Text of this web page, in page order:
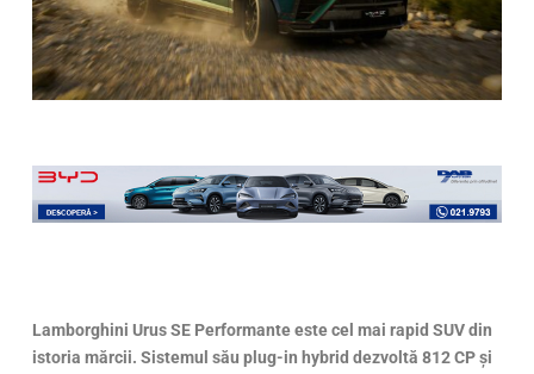
Lamborghini Urus SE Performante este cel mai rapid SUV din
istoria mărcii. Sistemul său plug-in hybrid dezvoltă 812 CP și